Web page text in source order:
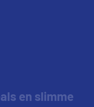
en slimme